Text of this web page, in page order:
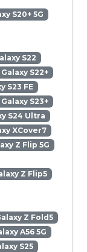
S20+ 5G
S22
S22+
S23 FE
S23+
S24 Ultra
XCover7
Z Flip 5G
Z Flip5
Z Fold5
A56 5G
S25